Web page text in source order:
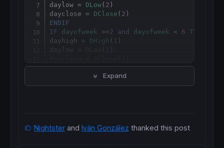
daylow = DLow( 2 )
dayclose = DClose ( 2
ENDIF
IF
dayofweek >=2 and dayofweek < 6
THEN
dayhigh = DHigh ( 1 )
daylow =
( 1
ENDIF
round
((dayhigh + daylow +
Timeframe(default )
RETURN PPDay COLOURED ("cyan") as "Pivot
Expand
Nightster and Iván González thanked this post